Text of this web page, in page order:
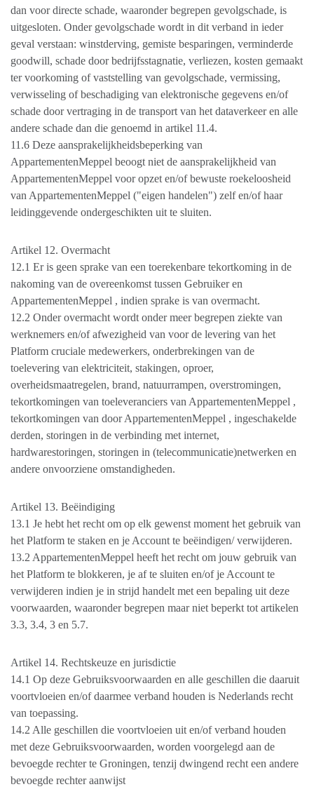
dan voor directe schade, waaronder begrepen gevolgschade, is
uitgesloten. Onder gevolgschade wordt in dit verband in ieder
geval verstaan: winstderving, gemiste besparingen, verminderde
goodwill, schade door bedrijfsstagnatie, verliezen, kosten gemaakt
ter voorkoming of vaststelling van gevolgschade, vermissing,
verwisseling of beschadiging van elektronische gegevens en/of
schade door vertraging in de transport van het dataverkeer en alle
andere schade dan die genoemd in artikel 11.4.
11.6 Deze aansprakelijkheidsbeperking van
AppartementenMeppel beoogt niet de aansprakelijkheid van
AppartementenMeppel voor opzet en/of bewuste roekeloosheid
van AppartementenMeppel ("eigen handelen") zelf en/of haar
leidinggevende ondergeschikten uit te sluiten.
Artikel 12. Overmacht
12.1 Er is geen sprake van een toerekenbare tekortkoming in de
nakoming van de overeenkomst tussen Gebruiker en
AppartementenMeppel , indien sprake is van overmacht.
12.2 Onder overmacht wordt onder meer begrepen ziekte van
werknemers en/of afwezigheid van voor de levering van het
Platform cruciale medewerkers, onderbrekingen van de
toelevering van elektriciteit, stakingen, oproer,
overheidsmaatregelen, brand, natuurrampen, overstromingen,
tekortkomingen van toeleveranciers van AppartementenMeppel ,
tekortkomingen van door AppartementenMeppel , ingeschakelde
derden, storingen in de verbinding met internet,
hardwarestoringen, storingen in (telecommunicatie)netwerken en
andere onvoorziene omstandigheden.
Artikel 13. Beëindiging
13.1 Je hebt het recht om op elk gewenst moment het gebruik van
het Platform te staken en je Account te beëindigen/ verwijderen.
13.2 AppartementenMeppel heeft het recht om jouw gebruik van
het Platform te blokkeren, je af te sluiten en/of je Account te
verwijderen indien je in strijd handelt met een bepaling uit deze
voorwaarden, waaronder begrepen maar niet beperkt tot artikelen
3.3, 3.4, 3 en 5.7.
Artikel 14. Rechtskeuze en jurisdictie
14.1 Op deze Gebruiksvoorwaarden en alle geschillen die daaruit
voortvloeien en/of daarmee verband houden is Nederlands recht
van toepassing.
14.2 Alle geschillen die voortvloeien uit en/of verband houden
met deze Gebruiksvoorwaarden, worden voorgelegd aan de
bevoegde rechter te Groningen, tenzij dwingend recht een andere
bevoegde rechter aanwijst